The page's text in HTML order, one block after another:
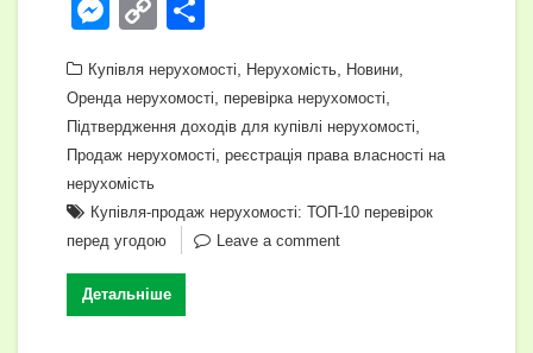
c
e
b
o
o
k
er
gr
a
m
s
A
p
er
e
dI
n
M
ss
e
n
g
er
C
p
y
Li
n
k
ді
л
и
т
и
Купівля нерухомості Нерухомість Новини
Оренда нерухомості перевірка нерухомості
Підтвердження доходів для купівлі нерухомості
Продаж нерухомості реєстрація права власності на
нерухомість
Купівля-продаж нерухомості: ТОП-10 перевірок
перед угодою
Leave a comment
Детальніше